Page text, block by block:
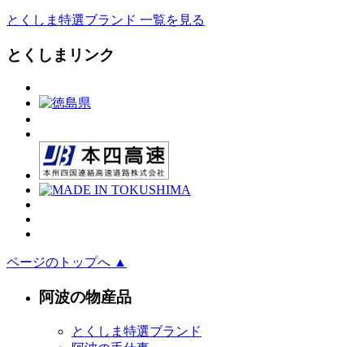
とくしま特選ブランド 一覧を見る
とくしまリンク
ページのトップへ ▲
阿波の物産品
とくしま特選ブランド